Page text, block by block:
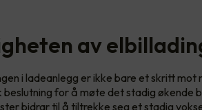
av
i ladeanlegg er ikke bare et skritt mot
beslutning for å møte det stadig økende
bidrar til å tiltrekke seg et stadig